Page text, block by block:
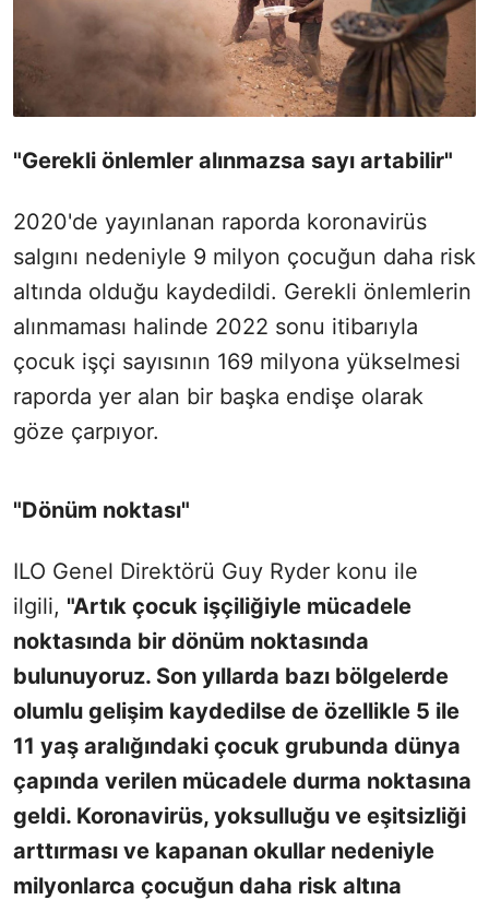
"Gerekli önlemler alınmazsa sayı artabilir"
2020'de yayınlanan raporda koronavirüs
salgını nedeniyle 9 milyon çocuğun daha risk
altında olduğu kaydedildi. Gerekli önlemlerin
alınmaması halinde 2022 sonu itibarıyla
çocuk işçi sayısının 169 milyona yükselmesi
raporda yer alan bir başka endişe olarak
göze çarpıyor.
"Dönüm noktası"
ILO Genel Direktörü Guy Ryder konu ile
ilgili, "Artık çocuk işçiliğiyle mücadele
noktasında bir dönüm noktasında
bulunuyoruz. Son yıllarda bazı bölgelerde
olumlu gelişim kaydedilse de özellikle 5 ile
11 yaş aralığındaki çocuk grubunda dünya
çapında verilen mücadele durma noktasına
geldi. Koronavirüs, yoksulluğu ve eşitsizliği
arttırması ve kapanan okullar nedeniyle
milyonlarca çocuğun daha risk altına